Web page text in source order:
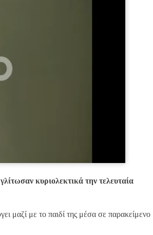
κυριολεκτικά την τελευταία
μαζί με το παιδί της μέσα σε παρακείμενο